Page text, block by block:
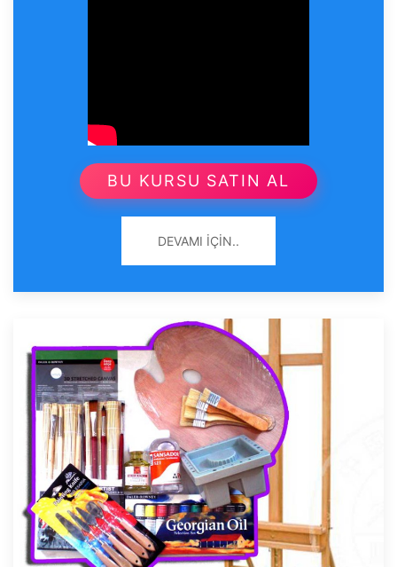
BU KURSU SATIN AL
DEVAMI İÇIN..